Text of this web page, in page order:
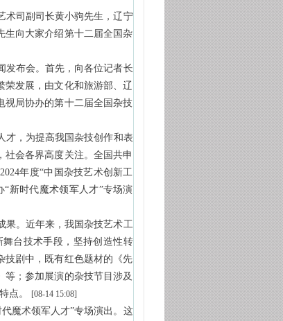
术司副司长黄小驹先生，辽宁
生向大家介绍第十二届全国杂
发布会。首先，向各位记者长
发展，由文化和旅游部、辽
视局协办的第十二届全国杂技
才，为提高我国杂技创作和表
会各界高度关注。全国共申
年度“中国杂技艺术创新工
新时代魔术领军人才”专场演
果。近年来，我国杂技艺术工
台技术手段，坚持创造性转
技剧中，既有红色题材的《先
；参加展演的杂技节目涉及
点。
[08-14 15:08]
魔术领军人才”专场演出。这